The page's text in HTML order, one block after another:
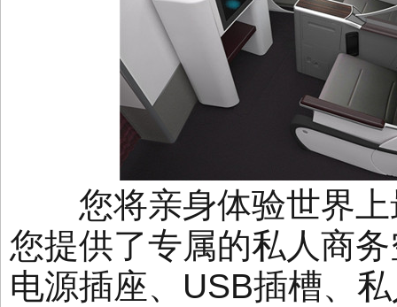
您将亲身体验世界上
您提供了专属的私人商
电源插座、USB插槽、